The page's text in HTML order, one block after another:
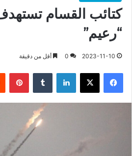
كتائب القسام
“رعيم”
2023-11-10
0 أقل من دقيقة
فيسبوك X لينكدإن